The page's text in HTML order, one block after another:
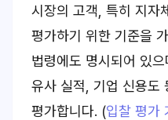
시장의 고객, 특히 지자
평가하기 위한 기준을
법령에도 명시되어 있
유사 실적, 기업 신용도
평가합니다. (입찰 평가